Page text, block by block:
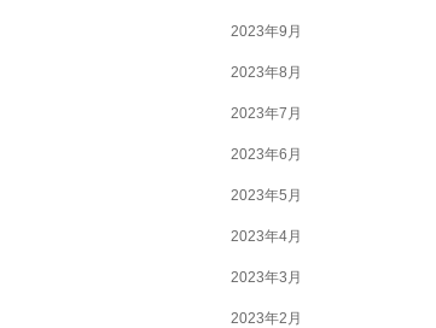
2023年9月
2023年8月
2023年7月
2023年6月
2023年5月
2023年4月
2023年3月
2023年2月